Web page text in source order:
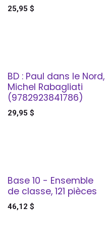
25,95 $
BD : Paul dans le Nord,
Michel Rabagliati
(9782923841786)
29,95 $
Base 10 - Ensemble
de classe, 121 pièces
46,12 $